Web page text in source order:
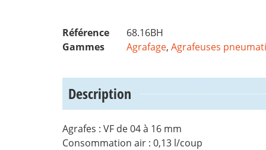
Référence
68.16BH
Gammes
Agrafage,Agrafeuses
Description
Agrafes : VF de 04 à 16 mm
Consommation air : 0,13 l/coup